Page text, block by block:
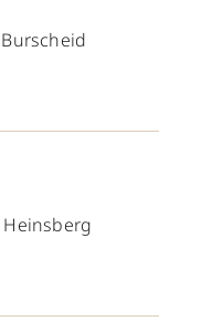
Burscheid
Heinsberg